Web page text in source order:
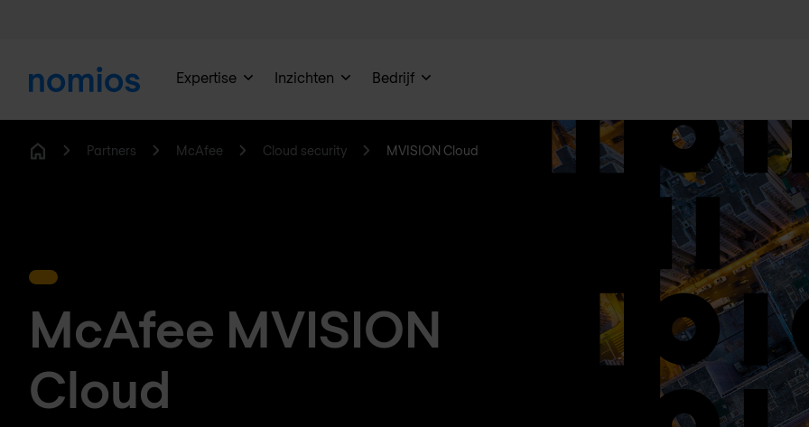
Expertise Inzichten Bedrijf
Partners McAfee Cloud security MVISION Cloud
McAfee MVISION
Cloud